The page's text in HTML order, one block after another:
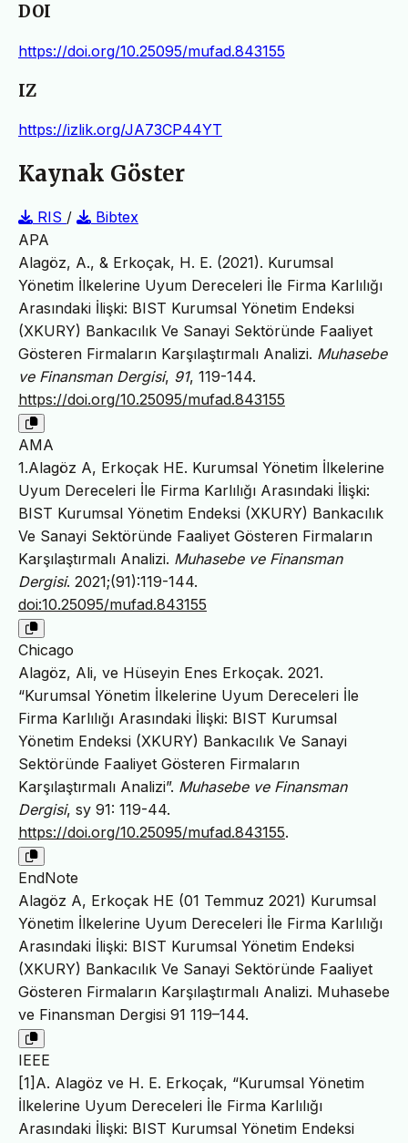
DOI
https://doi.org/10.25095/mufad.843155
IZ
https://izlik.org/JA73CP44YT
Kaynak Göster
RIS /
Bibtex
APA
Alagöz, A., & Erkoçak, H. E. (2021). Kurumsal
Yönetim İlkelerine Uyum Dereceleri İle Firma Karlılığı
Arasındaki İlişki: BIST Kurumsal Yönetim Endeksi
(XKURY) Bankacılık Ve Sanayi Sektöründe Faaliyet
Gösteren Firmaların Karşılaştırmalı Analizi. Muhasebe
ve Finansman Dergisi, 91, 119-144.
https://doi.org/10.25095/mufad.843155
AMA
1.Alagöz A, Erkoçak HE. Kurumsal Yönetim İlkelerine
Uyum Dereceleri İle Firma Karlılığı Arasındaki İlişki:
BIST Kurumsal Yönetim Endeksi (XKURY) Bankacılık
Ve Sanayi Sektöründe Faaliyet Gösteren Firmaların
Karşılaştırmalı Analizi. Muhasebe ve Finansman
Dergisi. 2021;(91):119-144.
doi:10.25095/mufad.843155
Chicago
Alagöz, Ali, ve Hüseyin Enes Erkoçak. 2021.
“Kurumsal Yönetim İlkelerine Uyum Dereceleri İle
Firma Karlılığı Arasındaki İlişki: BIST Kurumsal
Yönetim Endeksi (XKURY) Bankacılık Ve Sanayi
Sektöründe Faaliyet Gösteren Firmaların
Karşılaştırmalı Analizi”. Muhasebe ve Finansman
Dergisi, sy 91: 119-44.
https://doi.org/10.25095/mufad.843155.
EndNote
Alagöz A, Erkoçak HE (01 Temmuz 2021) Kurumsal
Yönetim İlkelerine Uyum Dereceleri İle Firma Karlılığı
Arasındaki İlişki: BIST Kurumsal Yönetim Endeksi
(XKURY) Bankacılık Ve Sanayi Sektöründe Faaliyet
Gösteren Firmaların Karşılaştırmalı Analizi. Muhasebe
ve Finansman Dergisi 91 119–144.
IEEE
[1]A. Alagöz ve H. E. Erkoçak, “Kurumsal Yönetim
İlkelerine Uyum Dereceleri İle Firma Karlılığı
Arasındaki İlişki: BIST Kurumsal Yönetim Endeksi